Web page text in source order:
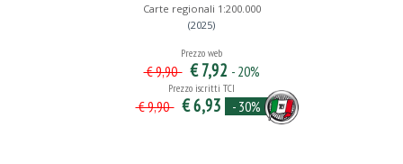
Carte regionali 1:200.000
(2025)
Prezzo web
€ 9,90 € 7,92 - 20%
Prezzo iscritti TCI
€ 9,90 € 6,93 - 30%